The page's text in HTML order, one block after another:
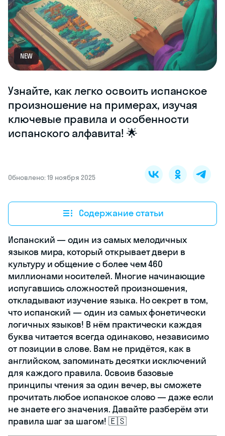
NEW
Узнайте, как легко освоить испанское
произношение на примерах, изучая
ключевые правила и особенности
испанского алфавита! 🌟
Обновлено: 19 ноября 2025
Содержание статьи
Испанский — один из самых мелодичных
языков мира, который открывает двери в
культуру и общение с более чем 460
миллионами носителей. Многие начинающие
испугавшись сложностей произношения,
откладывают изучение языка. Но секрет в том,
что испанский — один из самых фонетически
логичных языков! В нём практически каждая
буква читается всегда одинаково, независимо
от позиции в слове. Вам не придётся, как в
английском, запоминать десятки исключений
для каждого правила. Освоив базовые
принципы чтения за один вечер, вы сможете
прочитать любое испанское слово — даже если
не знаете его значения. Давайте разберём эти
правила шаг за шагом! 🇪🇸